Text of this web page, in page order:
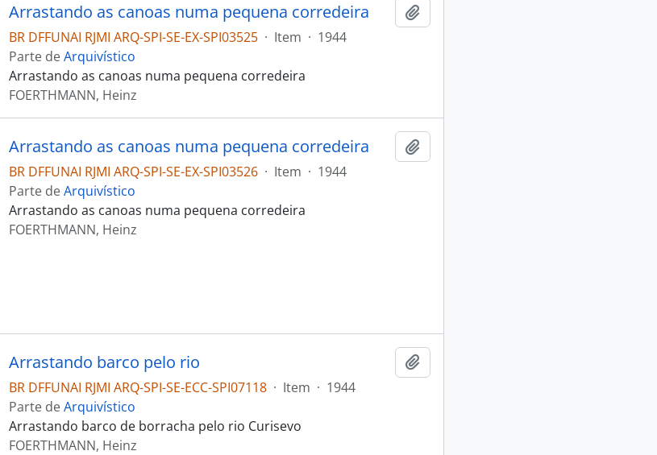
Arrastando as canoas numa pequena corredeira
BR DFFUNAI RJMI ARQ-SPI-SE-EX-SPI03525 · Item · 1944
Parte deArquivístico
Arrastando as canoas numa pequena corredeira
FOERTHMANN, Heinz
Arrastando as canoas numa pequena corredeira
BR DFFUNAI RJMI ARQ-SPI-SE-EX-SPI03526 · Item · 1944
Parte deArquivístico
Arrastando as canoas numa pequena corredeira
FOERTHMANN, Heinz
Arrastando barco pelo rio
BR DFFUNAI RJMI ARQ-SPI-SE-ECC-SPI07118 · Item · 1944
Parte deArquivístico
Arrastando barco de borracha pelo rio Curisevo
FOERTHMANN, Heinz